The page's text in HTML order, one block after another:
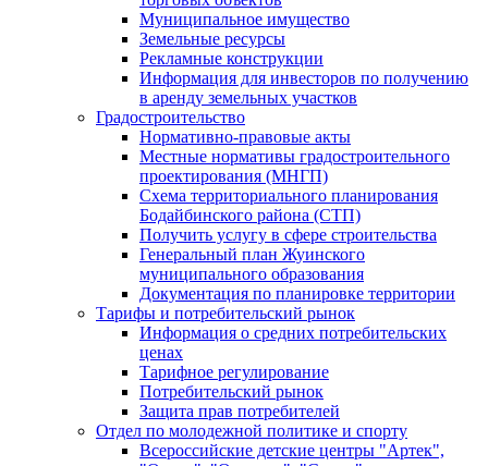
Муниципальное имущество
Земельные ресурсы
Рекламные конструкции
Информация для инвесторов по получению
в аренду земельных участков
Градостроительство
Нормативно-правовые акты
Местные нормативы градостроительного
проектирования (МНГП)
Схема территориального планирования
Бодайбинского района (СТП)
Получить услугу в сфере строительства
Генеральный план Жуинского
муниципального образования
Документация по планировке территории
Тарифы и потребительский рынок
Информация о средних потребительских
ценах
Тарифное регулирование
Потребительский рынок
Защита прав потребителей
Отдел по молодежной политике и спорту
Всероссийские детские центры "Артек",